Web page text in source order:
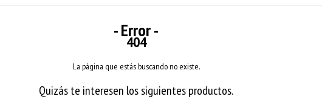
- Error -
404
La página que estás buscando no existe.
Quizás te interesen los siguientes productos.